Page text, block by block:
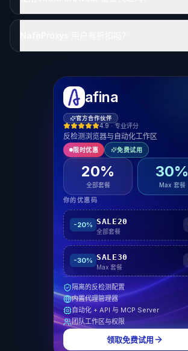
afina
官方合作伙伴
4.9 · 专业评分
反检测浏览器与自动化工作区
限时优惠 免费试用
20%
全部套餐
30%
Max 套餐
你的优惠码
-20% SALE20
全部套餐
-30% SALE30
Max 套餐
隔离的反检测配置
内置代理管理器
自动化 + API 与 MCP Server
团队工作区与权限
领取免费试用